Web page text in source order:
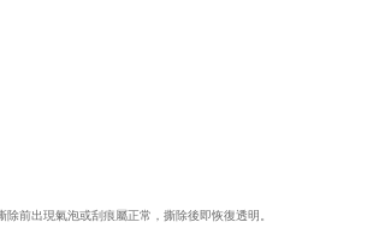
前出現氣泡或刮痕屬正常，撕除後即恢復透明。